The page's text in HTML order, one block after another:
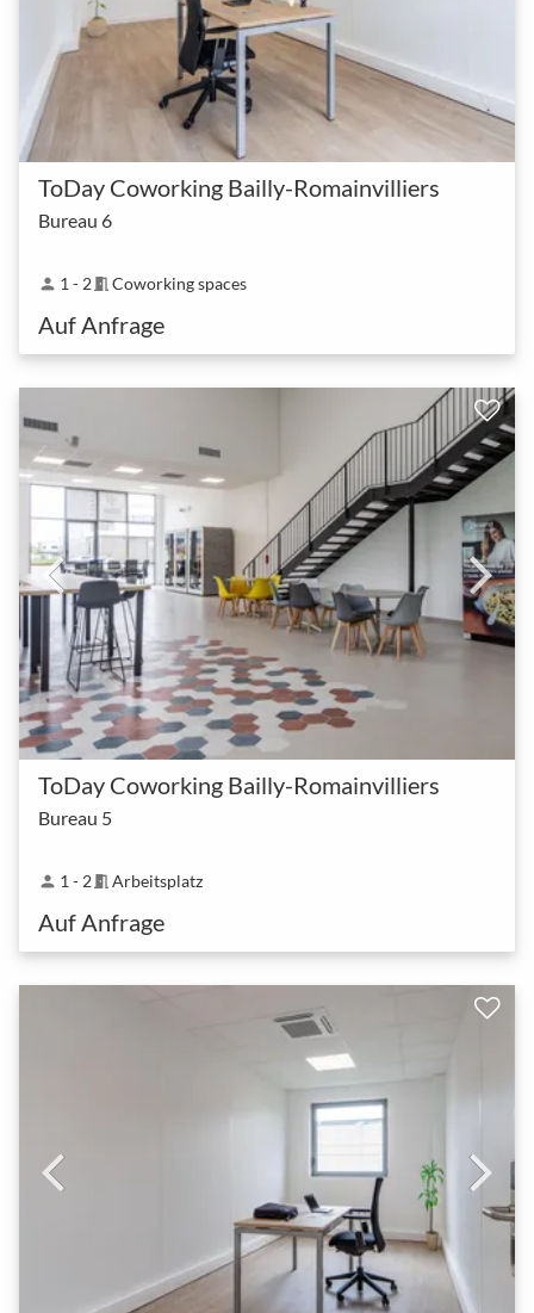
ToDay Coworking Bailly-Romainvilliers
Bureau 6
person 1 - 2meeting_room Coworking spaces
Auf Anfrage
ToDay Coworking Bailly-Romainvilliers
Bureau 5
person 1 - 2meeting_room Arbeitsplatz
Auf Anfrage